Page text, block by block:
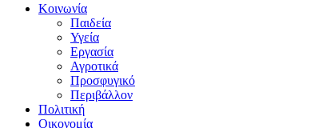
Κοινωνία
Παιδεία
Υγεία
Εργασία
Αγροτικά
Προσφυγικό
Περιβάλλον
Πολιτική
Οικονομία